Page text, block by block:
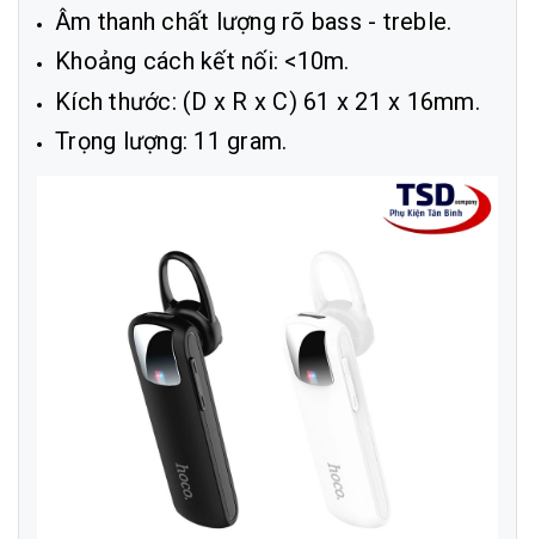
Âm thanh chất lượng rõ bass - treble.
Khoảng cách kết nối: <10m.
Kích thước: (D x R x C) 61 x 21 x 16mm.
Trọng lượng: 11 gram.